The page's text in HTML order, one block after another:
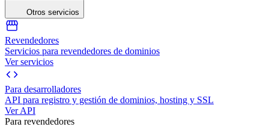
Otros servicios
Revendedores
Servicios para revendedores de dominios
Ver servicios
Para desarrolladores
API para registro y gestión de dominios, hosting y SSL
Ver API
Para revendedores